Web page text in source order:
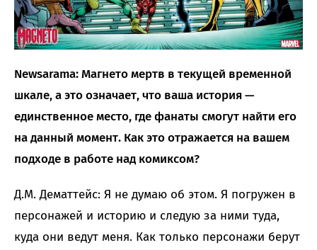
Newsarama: Магнето мертв в текущей временной
шкале, а это означает, что ваша история —
единственное место, где фанаты смогут найти его
на данный момент. Как это отражается на вашем
подходе в работе над комиксом?
Д.М. Дематтейс: Я не думаю об этом. Я погружен в
персонажей и историю и следую за ними туда,
куда они ведут меня. Как только персонажи берут